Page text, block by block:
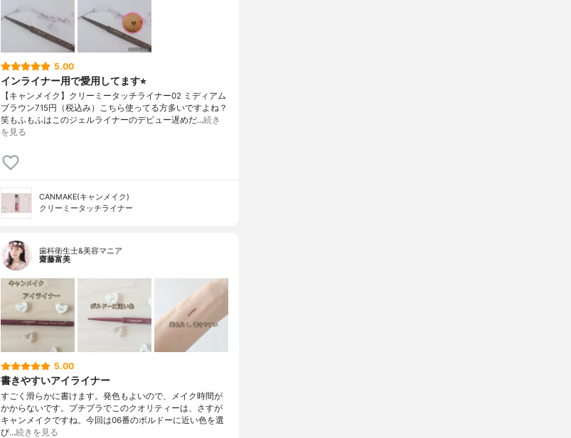
5.00
インライナー用で愛用してます⭐︎
【キャンメイク】クリーミータッチライナー02 ミディアム
ブラウン715円（税込み）こちら使ってる方多いですよね？
笑もふもふはこのジェルライナーのデビュー遅めだ…続き
を見る
CANMAKE(キャンメイク)
クリーミータッチライナー
歯科衛生士&美容マニア
齋藤富美
5.00
書きやすいアイライナー
すごく滑らかに書けます。発色もよいので、メイク時間が
かからないです。プチプラでこのクオリティーは、さすが
キャンメイクですね。今回は06番のボルドーに近い色を選
び…続きを見る